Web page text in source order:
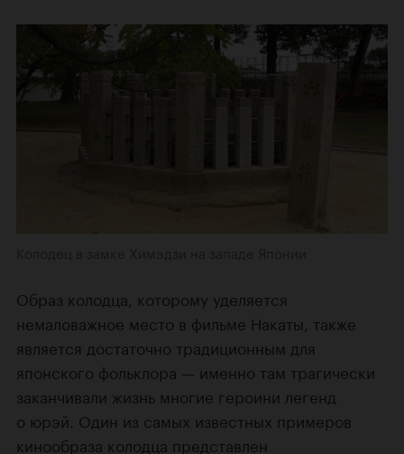
Образ колодца, которому уделяется
немаловажное место в фильме Накаты, также
является достаточно традиционным для
японского фольклора — именно там трагически
заканчивали жизнь многие героини легенд
о юрэй. Один из самых известных примеров
кинообраза колодца представлен